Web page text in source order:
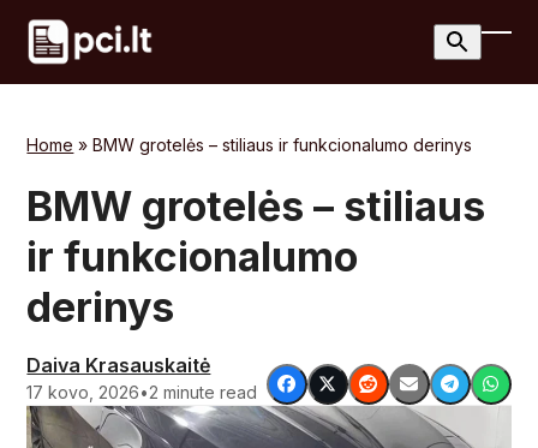
Skip
content
Home »BMW grotelės – stiliaus ir funkcionalumo derinys
BMW grotelės – stiliaus
ir funkcionalumo
derinys
Daiva Krasauskaitė
17 kovo, 2026•2 minute read